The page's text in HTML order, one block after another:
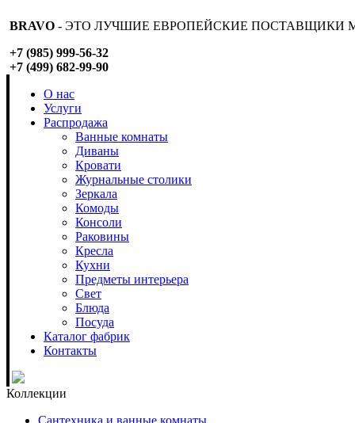
BRAVO - ЭТО ЛУЧШИЕ ЕВРОПЕЙСКИЕ ПОСТАВЩИКИ
+7 (985) 999-56-32
+7 (499) 682-99-90
О нас
Услуги
Распродажа
Ванные комнаты
Диваны
Кровати
Журнальные столики
Зеркала
Комоды
Консоли
Раковины
Кресла
Кухни
Предметы интерьера
Свет
Блюда
Посуда
Каталог фабрик
Контакты
Коллекции
Сантехника и ванные комнаты